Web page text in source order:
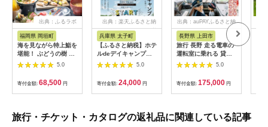
出典：ふるラボ
福岡県 岡垣町
海を見ながら特上鮨を
堪能！ ぶどうの樹 鮨
屋台ペア お食事券 海
鮮 海 屋台 食事 ペア
福岡県 岡垣町
5.0
寄付金額: 68,500 円
出典：楽天ふるさと納
税
兵庫県 太子町
【ふるさと納税】ホテ
ルdeデイキャンプ体
験チケット
【1364991】
5.0
寄付金額: 24,000 円
出典：auPAYふるさと納
長野県 上田市
旅行 長野 走る電車の
運転室に乗れる 貸切
列車でお仕事体験 体
験 チケット 電車 鉄道
列車 サービス 子供 子
ども こども 家族 長野
県
5.0
寄付金額: 175,000 円
旅行・チケット・カタログの返礼品に関連している記事